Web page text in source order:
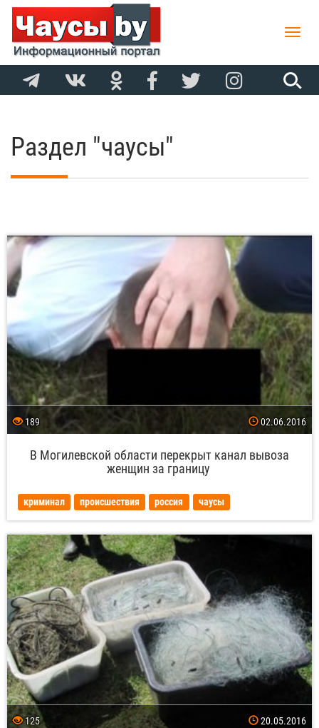
Toggle
Раздел "чаусы"
189 02.06.2016
В Могилевской области перекрыт канал вывоза
женщин за границу
криминал происшествия россия чаусы
125 20.05.2016